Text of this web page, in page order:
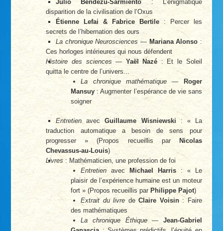
Julio Bendezu-Sarmiento: L’énigmatique
disparition de la civilisation de l’Oxus
Étienne Lefai & Fabrice Bertile: Percer les
secrets de l’hibernation des ours
La chronique Neurosciences— Mariana Alonso :
Ces horloges intérieures qui nous défendent
Histoire des sciences — Yaël Nazé : Et le Soleil
quitta le centre de l’univers...
La chronique mathématique — Roger
Mansuy: Augmenter l’espérance de vie sans
soigner
EntretienavecGuillaume Wisniewski : « La
traduction automatique a besoin de sens pour
progresser » (Propos recueillis par Nicolas
Chevassus-au-Louis)
Livres: Mathématicien, une profession de foi
Entretienavec Michael Harris: « Le
plaisir de l’expérience humaine est un moteur
fort » (Propos recueillis parPhilippe Pajot)
Extrait du livre deClaire Voisin: Faire
des mathématiques
La chronique Éthique— Jean-Gabriel